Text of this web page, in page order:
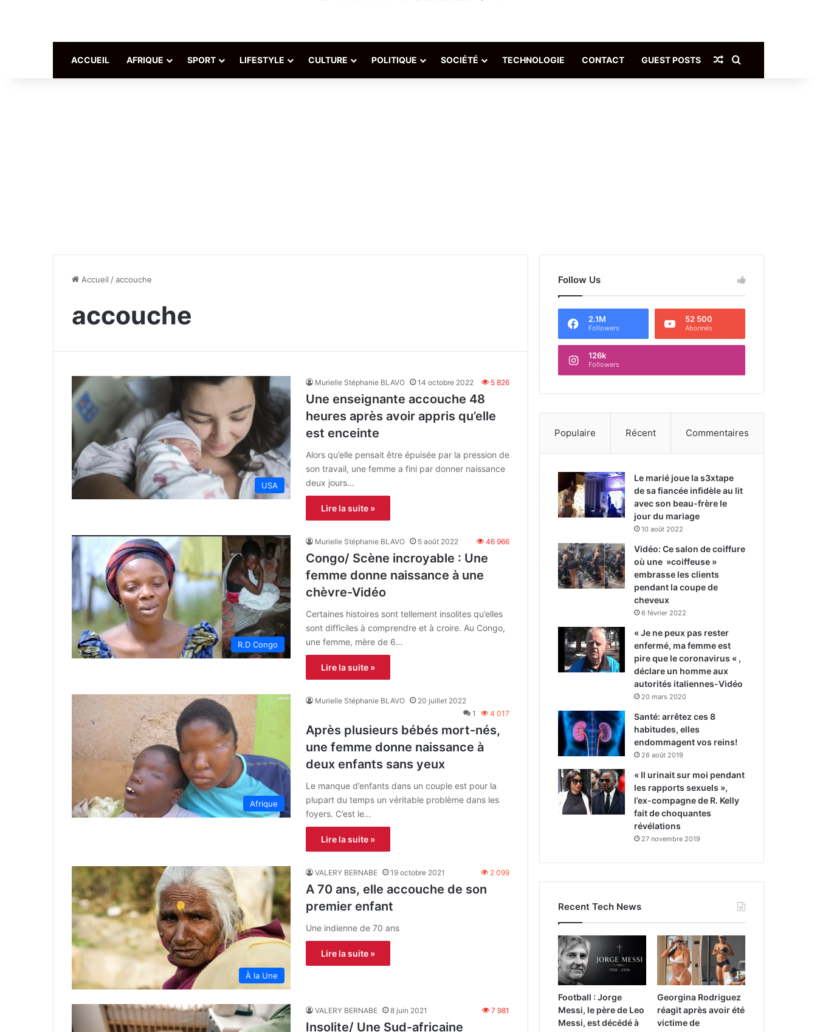
ACCUEIL AFRIQUE SPORT LIFESTYLE CULTURE POLITIQUE SOCIÉTÉ TECHNOLOGIE CONTACT GUEST POSTS Article Aléatoire
Accueil /accouche
accouche
USA
Murielle Stéphanie BLAVO 14 octobre 2022 5 826
Une enseignante accouche 48
heures après avoir appris qu’elle
est enceinte
Alors qu’elle pensait être épuisée par la pression de
son travail, une femme a fini par donner naissance
deux jours…
Lire la suite »
R.D Congo
Murielle Stéphanie BLAVO 5 août 2022 46 966
Congo/ Scène incroyable : Une
femme donne naissance à une
chèvre-Vidéo
Certaines histoires sont tellement insolites qu’elles
sont difficiles à comprendre et à croire. Au Congo,
une femme, mère de 6…
Lire la suite »
Afrique
Murielle Stéphanie BLAVO
20 juillet 2022
1
4 017
Après plusieurs bébés mort-nés,
une femme donne naissance à
deux enfants sans yeux
Le manque d’enfants dans un couple est pour la
plupart du temps un véritable problème dans les
foyers. C’est le…
Lire la suite »
À la Une
VALERY BERNABE 19 octobre 2021 2 099
A 70 ans, elle accouche de son
premier enfant
Une indienne de 70 ans
Lire la suite »
VALERY BERNABE 8 juin 2021 7 981
Insolite/ Une Sud-africaine
Follow Us
2.1M
Followers
52 500
Abonnés
126k
Followers
Populaire Récent Commentaires
Le marié joue la s3xtape
de sa fiancée infidèle au lit
avec son beau-frère le
jour du mariage
10 août 2022
Vidéo: Ce salon de coiffure
où une »coiffeuse »
embrasse les clients
pendant la coupe de
cheveux
6 février 2022
« Je ne peux pas rester
enfermé, ma femme est
pire que le coronavirus « ,
déclare un homme aux
autorités italiennes-Vidéo
20 mars 2020
Santé: arrêtez ces 8
habitudes, elles
endommagent vos reins!
26 août 2019
« Il urinait sur moi pendant
les rapports sexuels »,
l’ex-compagne de R. Kelly
fait de choquantes
révélations
27 novembre 2019
Recent Tech News
Football : Jorge
Messi, le père de Leo
Messi, est décédé à
Georgina Rodriguez
réagit après avoir été
victime de